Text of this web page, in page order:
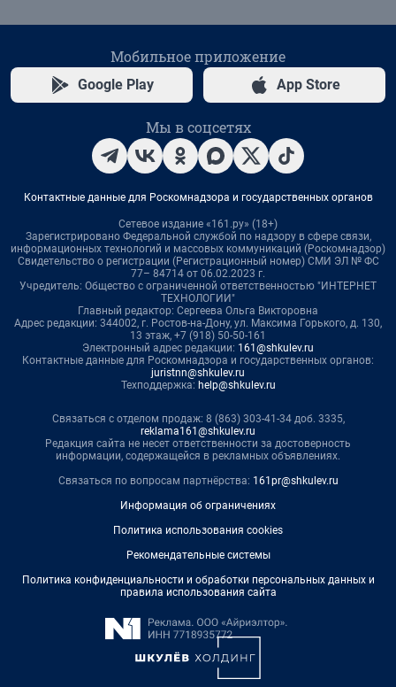
Мобильное приложение
Google Play App Store
Мы в соцсетях
Контактные данные для Роскомнадзора и государственных органов
Сетевое издание «161.ру» (18+)
Зарегистрировано Федеральной службой по надзору в сфере связи,
информационных технологий и массовых коммуникаций (Роскомнадзор)
Свидетельство о регистрации (Регистрационный номер) СМИ ЭЛ № ФС
77– 84714 от 06.02.2023 г.
Учредитель: Общество с ограниченной ответственностью "ИНТЕРНЕТ
ТЕХНОЛОГИИ"
Главный редактор: Сергеева Ольга Викторовна
Адрес редакции: 344002, г. Ростов-на-Дону, ул. Максима Горького, д. 130,
13 этаж, +7 (918) 50-50-161
Электронный адрес редакции: 161@shkulev.ru
Контактные данные для Роскомнадзора и государственных органов:
juristnn@shkulev.ru
Техподдержка: help@shkulev.ru
Связаться с отделом продаж: 8 (863) 303-41-34 доб. 3335,
reklama161@shkulev.ru
Редакция сайта не несет ответственности за достоверность
информации, содержащейся в рекламных объявлениях.
Связаться по вопросам партнёрства: 161pr@shkulev.ru
Информация об ограничениях
Политика использования cookies
Рекомендательные системы
Политика конфиденциальности и обработки персональных данных и
правила использования сайта